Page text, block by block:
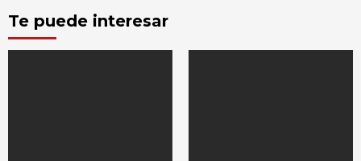
Te puede interesar